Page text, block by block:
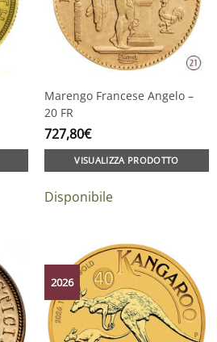
Marengo Francese Angelo –
20 FR
727,80€
VISUALIZZA PRODOTTO
Disponibile
2026